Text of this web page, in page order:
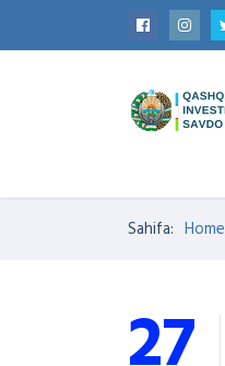
Sahifa: Home
27